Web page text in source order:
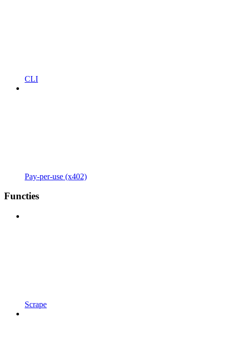
CLI
Pay-per-use (x402)
Functies
Scrape